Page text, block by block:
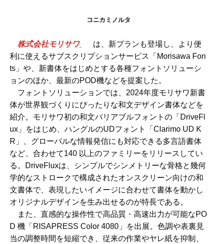
コニカミノルタ
株式会社モリサワ
は、新プランも登場し、より便
利に使えるサブスクリプションサービス「Morisawa Fon
ts」や、新書体をはじめとする各種フォントソリューシ
ョンのほか、最新のPOD機などを提案した。
フォントソリューションでは、2024年度モリサワ新書
体が世界観づくりにぴったりな和文デザイン書体などを
紹介。モリサワ初の和文バリアブルフォントの「DriveFl
ux」をはじめ、ハングルのUDフォント「Clarimo UD K
R」、グローバルな情報発信にも対応できる多言語書体
など、合わせて140 以上のファミリーをリリースしてい
る。DriveFluxは、シンプルでシンメトリーな骨格と幾何
学的なストロークで構成されたオンスクリーン向けの和
文書体で、表現したいイメージに合わせて書体を動かし
オリジナルデザインを生み出せるのが特長である。
また、直感的な操作性で高品質・高速出力が可能なPO
D 機「RISAPRESS Color 4080」を出展。色調や表裏見
当の調整時間を短縮でき、従来の作業やヤレ紙を抑制、